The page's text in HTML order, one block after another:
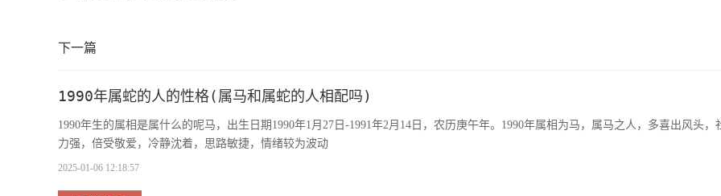
下一篇
1990年属蛇的人的性格(属马和属蛇的人相配吗)
1990年生的属相是属什么的呢马，出生日期1990年1月27日-1991年2月14日，农历庚午年。1990年属相为马，属马之人，多喜出风头，
力强，倍受敬爱，冷静沈着，思路敏捷，情绪较为波动
2025-01-06 12:18:57